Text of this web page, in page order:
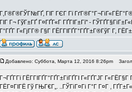
Г‚Г®Г®ГЎГ№ГҐ, ГІГ ГЄГ Гї
ГІГ Г¬ ГўГ±ГҐ Г¤ГҐГ«Г ГҐГІГ±Гї" -
Г°ГҐГ Г«ГјГ­Г® Г§Г ГЁГ­ГІГҐГ°ГҐГ±Г®ГўГ Г­,
Добавлено: Суббота, Марта 12, 2016 8:26pm
Г¬ГҐГ­Гї ГЁГ­ГІГҐГ°ГҐГ±ГіГҐГІ Г«ГҐГЈГ
ГЁГ¤ГІГЁ Гў ГЊГ€Г„. ..ГЎГіГ¤Гі Г°Г Г¤Г ,